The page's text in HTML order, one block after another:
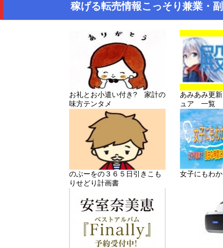
稼げる転売情報こっそり兼業・
お礼とお小遣い付き? 家計の
味方テンタメ
あみあみ更
ュア 一覧
のぶーをの３６５日引きこも
りせどり計画書
女子にもわ